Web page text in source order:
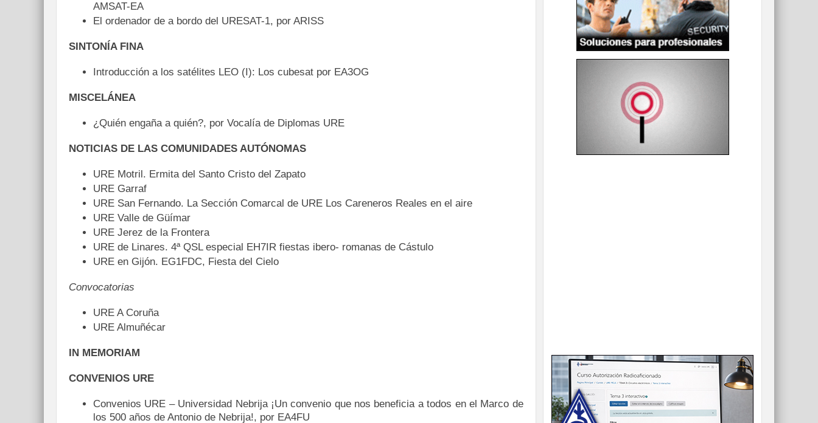
AMSAT-EA
El ordenador de a bordo del URESAT-1, por ARISS
SINTONÍA FINA
Introducción a los satélites LEO (I): Los cubesat por EA3OG
MISCELÁNEA
¿Quién engaña a quién?, por Vocalía de Diplomas URE
NOTICIAS DE LAS COMUNIDADES AUTÓNOMAS
URE Motril. Ermita del Santo Cristo del Zapato
URE Garraf
URE San Fernando. La Sección Comarcal de URE Los Careneros Reales en el aire
URE Valle de Güímar
URE Jerez de la Frontera
URE de Linares. 4ª QSL especial EH7IR fiestas ibero- romanas de Cástulo
URE en Gijón. EG1FDC, Fiesta del Cielo
Convocatorias
URE A Coruña
URE Almuñécar
IN MEMORIAM
CONVENIOS URE
Convenios URE – Universidad Nebrija ¡Un convenio que nos beneficia a todos en el Marco de
los 500 años de Antonio de Nebrija!, por EA4FU